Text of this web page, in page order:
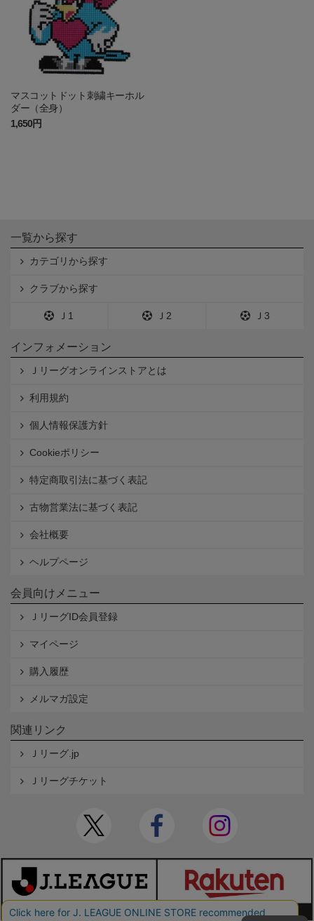
マスコットドット刺繍キーホル
ダー（全身）
1,650円
一覧から探す
カテゴリから探す
クラブから探す
Ｊ1 Ｊ2 Ｊ3
インフォメーション
Ｊリーグオンラインストアとは
利用規約
個人情報保護方針
Cookieポリシー
特定商取引法に基づく表記
古物営業法に基づく表記
会社概要
ヘルプページ
会員向けメニュー
ＪリーグID会員登録
マイページ
購入履歴
メルマガ設定
関連リンク
Ｊリーグ.jp
Ｊリーグチケット